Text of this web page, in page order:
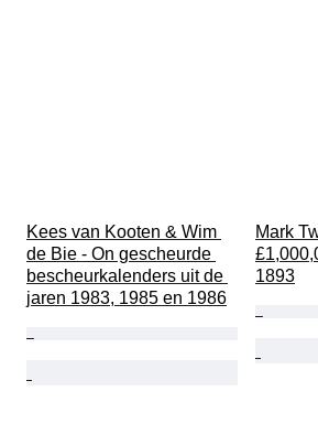
Kees van Kooten & Wim
de Bie - On gescheurde
bescheurkalenders uit de
jaren 1983, 1985 en 1986
Mark
1893